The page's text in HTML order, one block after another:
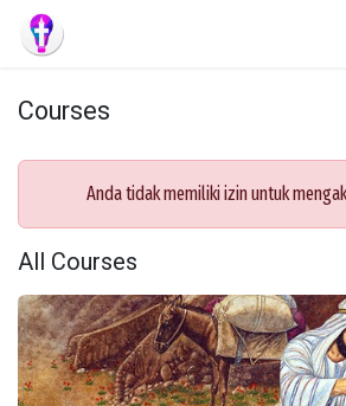
Skip to Content
Courses
Anda tidak memiliki izin untuk
All Courses